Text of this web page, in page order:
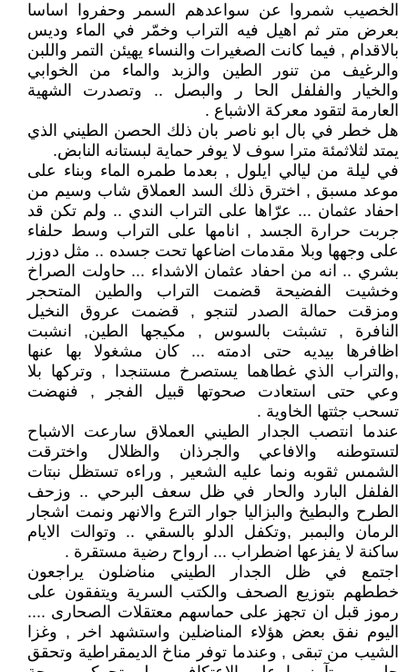
الخصيب شمروا عن سواعدهم السمر وحفروا اساسا
بعرض متر ثم اهيل فيه التراب وخمّر في الماء وديس
بالاقدام , فيما كانت الصغيرات والنساء يهيئن التمر واللبن
والرغيف من تنور الطين والزبد والماء من الخوابي
والخيار والفلفل الحا ر والبصل .. وتصدرت الشهية
العارمة لتقود معركة الاشباع .
هل خطر في بال ابو ناصر بان ذلك الحصن الطيني الذي
يمتد لثلاثمئة مترا سوف لا يوفر حماية لبستانه النابض.
في ليلة من ليالي ايلول , بعدما طمره الماء وبناء على
موعد مسبق , اخترق ذلك السد العملاق شاب وسيم من
احفاد عثمان ... عرّاها على التراب الندي .. ولم تكن قد
جربت حرارة الجسد , انامها على التراب وسط حلفاء
على وجهها وبلا مقدمات اضاعها تحت جسده .. مثل دوزر
بشري .. انه من احفاد عثمان الاشداء ... حاولت الصراخ
وخشيت الفضيحة قضمت التراب والطين المتحجر
ومزقت حمالة الصدر لتنجو , قضمت عروق النخيل
النافرة , تشبثت بالسوس , مكيجها الطين, انشبت
اظافرها بيديه حتى ادمته ... كان مشغولا بها عنها
,والتراب الذي غطاهما يستصرخ مستنجدا , وتركها بلا
وعي حتى استعادت صحوتها قبيل الفجر , فنهضت
تسحب جثتها الخاوية .
عندما انتصب الجدار الطيني العملاق سارعت الاشباح
لتستوطنه والافاعي والجرذان والظلال واخترقت
الشمس ثقوبه ونما عليه الشعير , وراءه تستظل نبتات
الفلفل البارد والحار في ظل سعف البرحي .. وزحف
الطرح والبطيخ والبزاليا جوار الترع والانهر ونمت اشجار
الرمان والبمبر ,وتكفل الدلو بالسقي .. وتوالت الايام
ساكنة لا يفزعها اضطراب ... ارواح رضية مستقرة .
اجتمع في ظل الجدار الطيني مناضلون يراجعون
خططهم بتوزيع الصحف والكتب السرية ويتفقون على
رموز قبل ان تجهز على حماسهم معتقلات الصحارى ....
اليوم نفق بعض هؤلاء المناضلين واستشهد اخر , وغزا
الشيب من تبقى , وعندما توفر مناخ الديمقراطية وتحقق